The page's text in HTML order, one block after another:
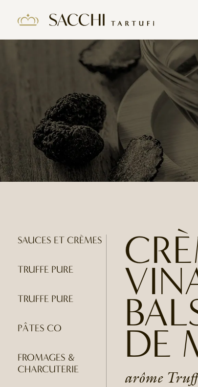
SAUCES ET CRÈMES
TRUFFE PURE
TRUFFE PURE
PÂTES CO
FROMAGES &
CHARCUTERIE
DE
arôme